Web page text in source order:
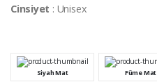
Cinsiyet : Unisex
Siyah Mat Füme Mat